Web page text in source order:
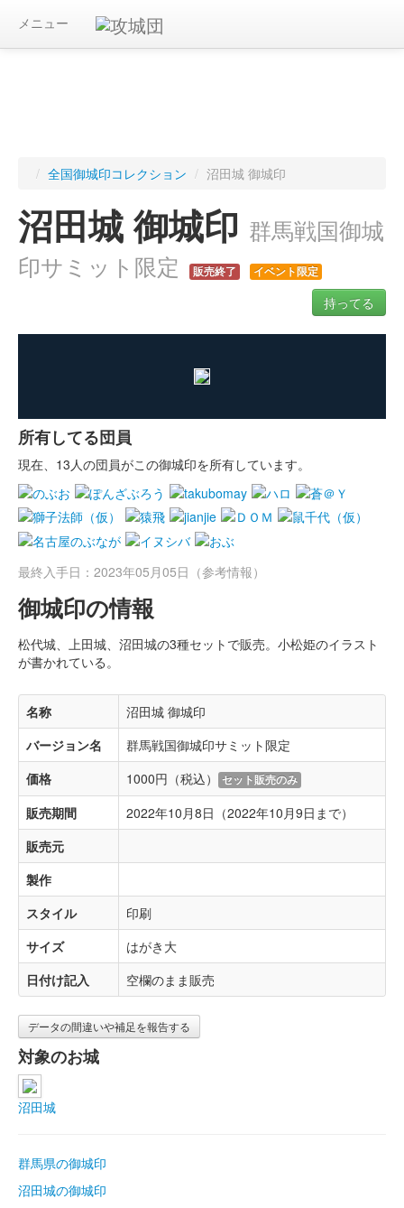
メニュー
/ 全国御城印コレクション / 沼田城 御城印
沼田城 御城印 群馬戦国御城
印サミット限定
販売終了 イベント限定
持ってる
所有してる団員
現在、13人の団員がこの御城印を所有しています。
最終入手日：2023年05月05日（参考情報）
御城印の情報
松代城、上田城、沼田城の3種セットで販売。小松姫のイラスト
が書かれている。
名称
沼田城 御城印
バージョン名
群馬戦国御城印サミット限定
価格
1000円（税込） セット販売のみ
販売期間
2022年10月8日（2022年10月9日まで）
販売元
製作
スタイル
印刷
サイズ
はがき大
日付け記入
空欄のまま販売
データの間違いや補足を報告する
対象のお城
沼田城
群馬県の御城印
沼田城の御城印